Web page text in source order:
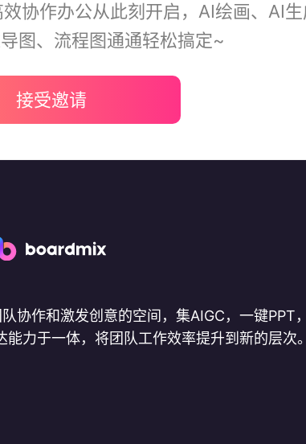
协作办公从此刻开启，AI绘画、AI生
图、流程图通通轻松搞定~
接受邀请
协作和激发创意的空间，集AIGC，一键PPT，
力于一体，将团队工作效率提升到新的层次。